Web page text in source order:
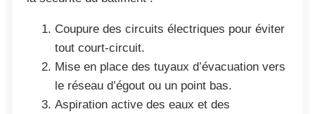
Coupure des circuits électriques pour éviter
tout court-circuit.
Mise en place des tuyaux d’évacuation vers
le réseau d’égout ou un point bas.
Aspiration active des eaux et des